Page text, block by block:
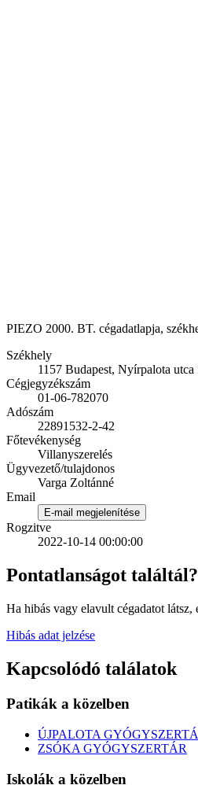
PIEZO 2000. BT. cégadatlapja,
Székhely
1157 Budapest, Nyírpalota utca
Cégjegyzékszám
01-06-782070
Adószám
22891532-2-42
Főtevékenység
Villanyszerelés
Ügyvezető/tulajdonos
Varga Zoltánné
Email
E-mail megjelenítése
Rogzitve
2022-10-14 00:00:00
Pontatlanságot találtál?
Ha hibás vagy elavult cégadatot
Hibás adat jelzése
Kapcsolódó találatok
Patikák a közelben
ÚJPALOTA
ZSÓKA GYÓGYSZERTÁR
Iskolák a közelben